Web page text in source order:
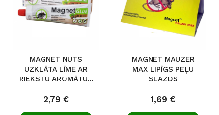
MAGNET NUTS
UZKLĀTA LĪME AR
RIEKSTU AROMĀTU...
2,79 €
MAGNET MAUZER
MAX LIPĪGS PEĻU
SLAZDS
1,69 €